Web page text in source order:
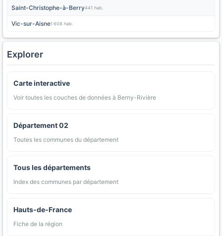
Saint-Christophe-à-Berry441 hab.
Vic-sur-Aisne1 608 hab.
Explorer
Carte interactive
Voir toutes les couches de données à Berny-Rivière
Département 02
Toutes les communes du département
Tous les départements
Index des communes par département
Hauts-de-France
Fiche de la région